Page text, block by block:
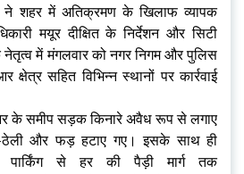
ने शहर में अतिक्रमण के खिलाफ व्यापक
मयूर दीक्षित के निर्देशन और सिटी
में मंगलवार को नगर निगम और पुलिस
सहित विभिन्न स्थानों पर कार्रवाई
के समीप सड़क किनारे अवैध रूप से लगाए
और फड़ हटाए गए। इसके साथ ही
पार्किंग से हर की पैड़ी मार्ग तक